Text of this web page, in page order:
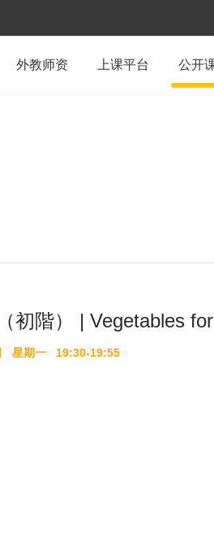
外教师资 上课平台 公开
初階） | Vegetables
星期一 19:30-19:55